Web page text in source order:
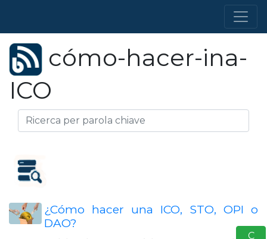
cómo-hacer-ina-
ICO
¿Cómo hacer una ICO, STO, OPI o
DAO?